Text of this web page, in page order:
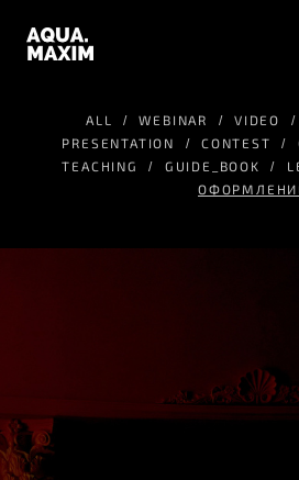
ALL WEBINAR VIDEO
PRESENTATION
CONTEST
TEACHING
GUIDE_BOOK